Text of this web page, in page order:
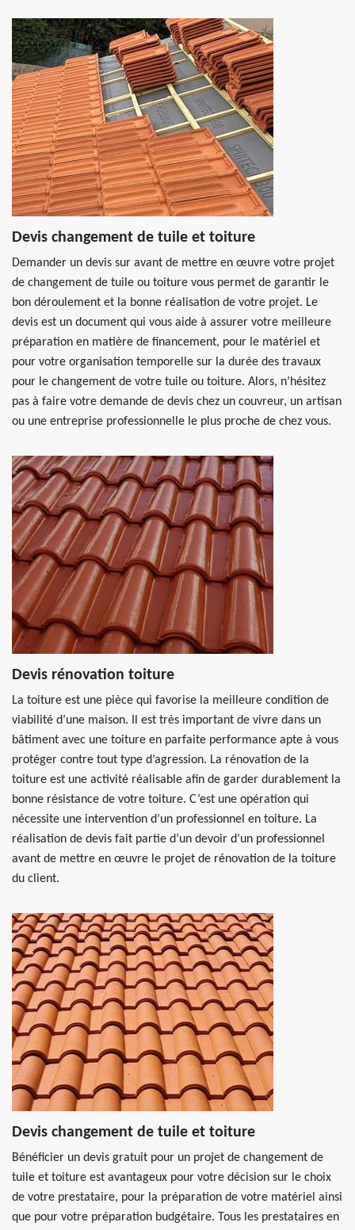
Devis changement de tuile et toiture
Demander un devis sur avant de mettre en œuvre votre projet
de changement de tuile ou toiture vous permet de garantir le
bon déroulement et la bonne réalisation de votre projet. Le
devis est un document qui vous aide à assurer votre meilleure
préparation en matière de financement, pour le matériel et
pour votre organisation temporelle sur la durée des travaux
pour le changement de votre tuile ou toiture. Alors, n’hésitez
pas à faire votre demande de devis chez un couvreur, un artisan
ou une entreprise professionnelle le plus proche de chez vous.
Devis rénovation toiture
La toiture est une pièce qui favorise la meilleure condition de
viabilité d’une maison. Il est très important de vivre dans un
bâtiment avec une toiture en parfaite performance apte à vous
protéger contre tout type d’agression. La rénovation de la
toiture est une activité réalisable afin de garder durablement la
bonne résistance de votre toiture. C’est une opération qui
nécessite une intervention d’un professionnel en toiture. La
réalisation de devis fait partie d’un devoir d’un professionnel
avant de mettre en œuvre le projet de rénovation de la toiture
du client.
Devis changement de tuile et toiture
Bénéficier un devis gratuit pour un projet de changement de
tuile et toiture est avantageux pour votre décision sur le choix
de votre prestataire, pour la préparation de votre matériel ainsi
que pour votre préparation budgétaire. Tous les prestataires en